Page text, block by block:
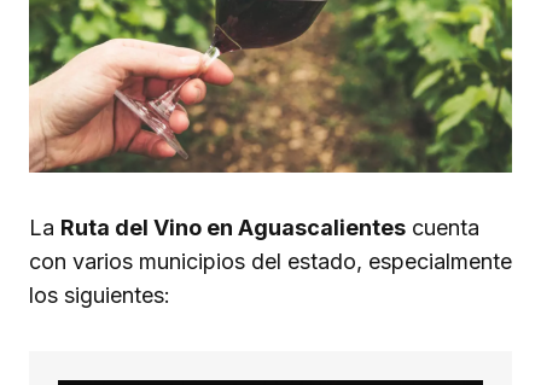
La Ruta del Vino en Aguascalientes cuenta
con varios municipios del estado, especialmente
los siguientes: